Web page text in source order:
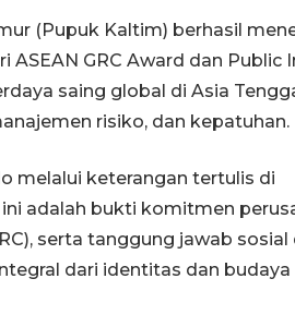
(Pupuk Kaltim) berhasil
ASEAN GRC Award dan Public
saing global di Asia
risiko, dan kepatuhan.
melalui keterangan tertulis di
adalah bukti komitmen
serta tanggung jawab sosial
dari identitas dan budaya